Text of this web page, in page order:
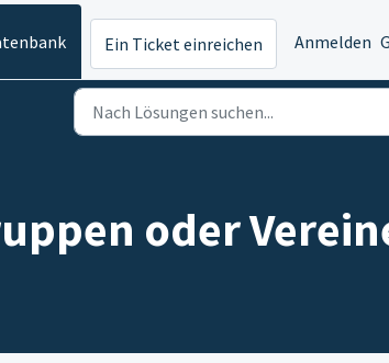
Ein Ticket einreichen Anmelden
oder